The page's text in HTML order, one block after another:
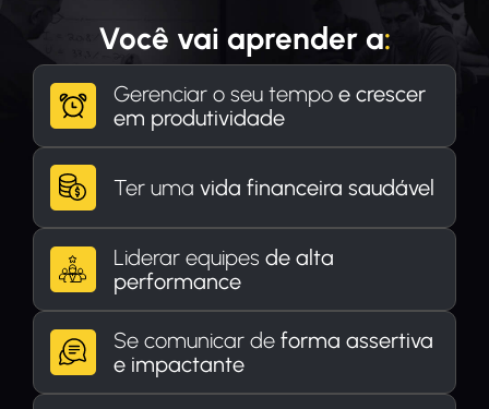
Você vai aprender a:
Gerenciar o seu tempo e crescer
em produtividade
Ter uma vida financeira saudável
Liderar equipes de alta
performance
Se comunicar de forma assertiva
e impactante